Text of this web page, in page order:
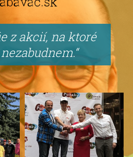
z akcií, na ktoré